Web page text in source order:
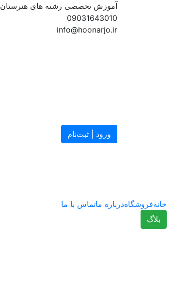
آموزش تخصصی رشته های هنرستان
09031643010
info@hoonarjo.ir
ورود | ثبت‌نام
خانهفروشگاهدرباره ماتماس با ما
بلاگ